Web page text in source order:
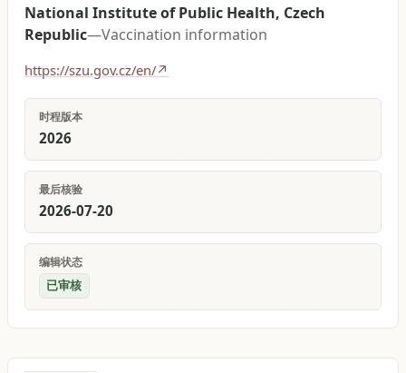
National Institute of Public Health, Czech
Republic—Vaccination information
https://szu.gov.cz/en/↗
时程版本
2026
最后核验
2026-07-20
编辑状态
已审核